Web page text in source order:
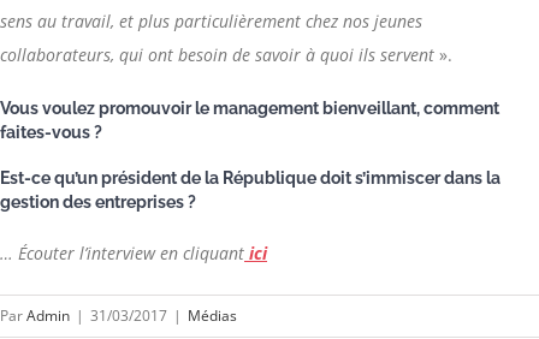
sens au travail, et plus particulièrement chez nos jeunes
collaborateurs, qui ont besoin de savoir à quoi ils servent ».
Vous voulez promouvoir le management bienveillant, comment
faites-vous ?
Est-ce qu’un président de la République doit s’immiscer dans la
gestion des entreprises ?
… Écouter l’interview en cliquant ici
ParAdmin | 31/03/2017 | Médias